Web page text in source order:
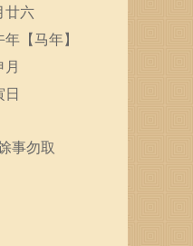
廿六
【马年】
月
日
事勿取